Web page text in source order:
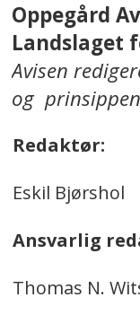
Oppegård
Landslaget
Avisen
og
Redaktør:
Eskil Bjørshol
Ansvarlig
Thomas N.